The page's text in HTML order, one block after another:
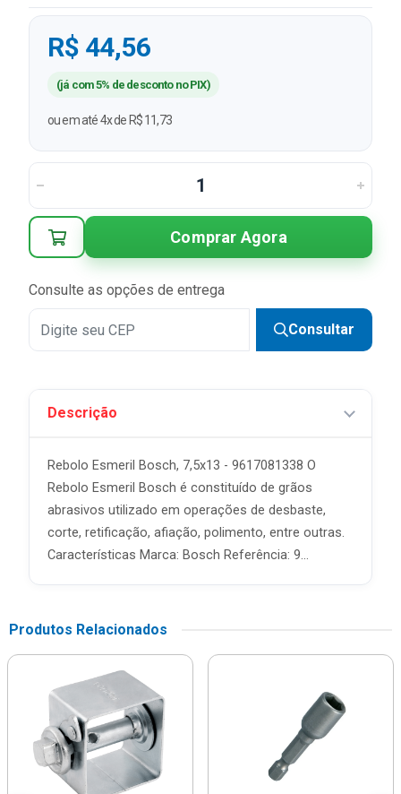
R$ 44,56
(já com 5% de desconto no PIX)
ou em até 4x de R$ 11,73
Comprar Agora
Consulte as opções de entrega
Consultar
Descrição
Rebolo Esmeril Bosch, 7,5x13 - 9617081338 O
Rebolo Esmeril Bosch é constituído de grãos
abrasivos utilizado em operações de desbaste,
corte, retificação, afiação, polimento, entre outras.
Características Marca: Bosch Referência: 9...
Produtos Relacionados